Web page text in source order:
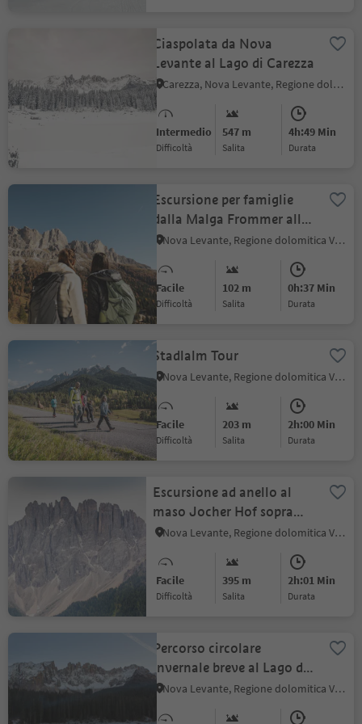
Ciaspolata da Nova
Levante al Lago di Carezza
Carezza, Nova Levante, Regione dolomitica Val d'Ega
Intermedio
Difficoltà
547 m
Salita
4h:49 Min
durata
Escursione per famiglie
dalla Malga Frommer alla
baita Ochsenhütte
Nova Levante, Regione dolomitica Val d'Ega
Facile
Difficoltà
102 m
Salita
0h:37 Min
durata
Stadlalm Tour
Nova Levante, Regione dolomitica Val d'Ega
Facile
Difficoltà
203 m
Salita
2h:00 Min
durata
Escursione ad anello al
maso Jocher Hof sopra
Nova Levante
Nova Levante, Regione dolomitica Val d'Ega
Facile
Difficoltà
395 m
Salita
2h:01 Min
durata
Percorso circolare
invernale breve al Lago di
Carezza
Nova Levante, Regione dolomitica Val d'Ega